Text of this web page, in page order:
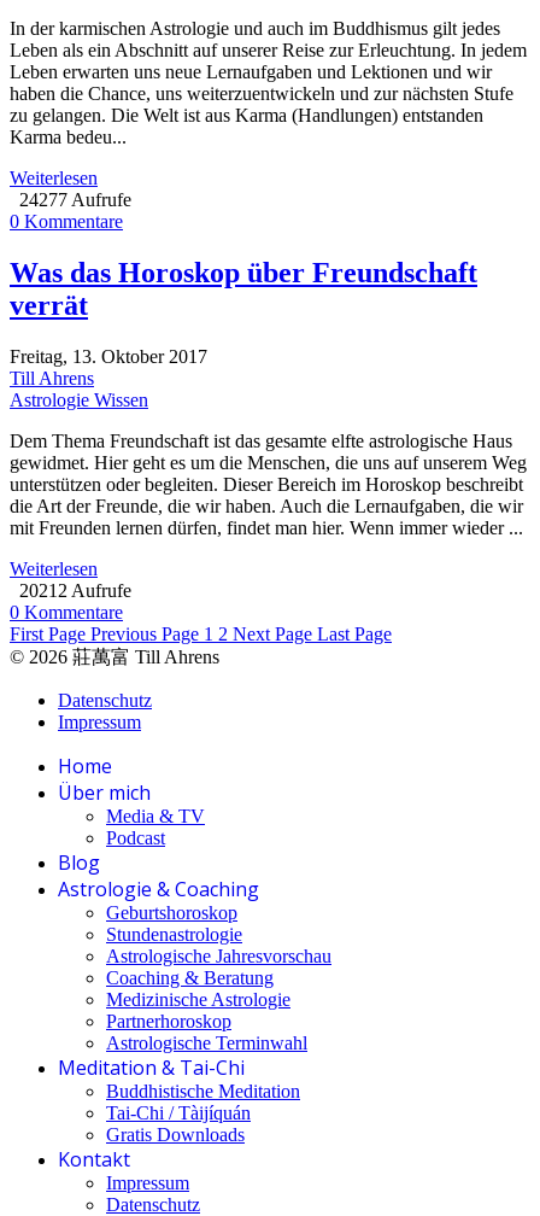
In der karmischen Astrologie und auch im Buddhismus gilt jedes
Leben als ein Abschnitt auf unserer Reise zur Erleuchtung. In jedem
Leben erwarten uns neue Lernaufgaben und Lektionen und wir
haben die Chance, uns weiterzuentwickeln und zur nächsten Stufe
zu gelangen. Die Welt ist aus Karma (Handlungen) entstanden
Karma bedeu...
Weiterlesen
24277 Aufrufe
0 Kommentare
Was das Horoskop über Freundschaft
verrät
Freitag, 13. Oktober 2017
Till Ahrens
Astrologie Wissen
Dem Thema Freundschaft ist das gesamte elfte astrologische Haus
gewidmet. Hier geht es um die Menschen, die uns auf unserem Weg
unterstützen oder begleiten. Dieser Bereich im Horoskop beschreibt
die Art der Freunde, die wir haben. Auch die Lernaufgaben, die wir
mit Freunden lernen dürfen, findet man hier. Wenn immer wieder ...
Weiterlesen
20212 Aufrufe
0 Kommentare
First Page Previous Page 1 2 Next Page Last Page
© 2026 莊萬富 Till Ahrens
Datenschutz
Impressum
Home
Über mich
Media & TV
Podcast
Blog
Astrologie & Coaching
Geburtshoroskop
Stundenastrologie
Astrologische Jahresvorschau
Coaching & Beratung
Medizinische Astrologie
Partnerhoroskop
Astrologische Terminwahl
Meditation & Tai-Chi
Buddhistische Meditation
Tai-Chi / Tàijíquán
Gratis Downloads
Kontakt
Impressum
Datenschutz